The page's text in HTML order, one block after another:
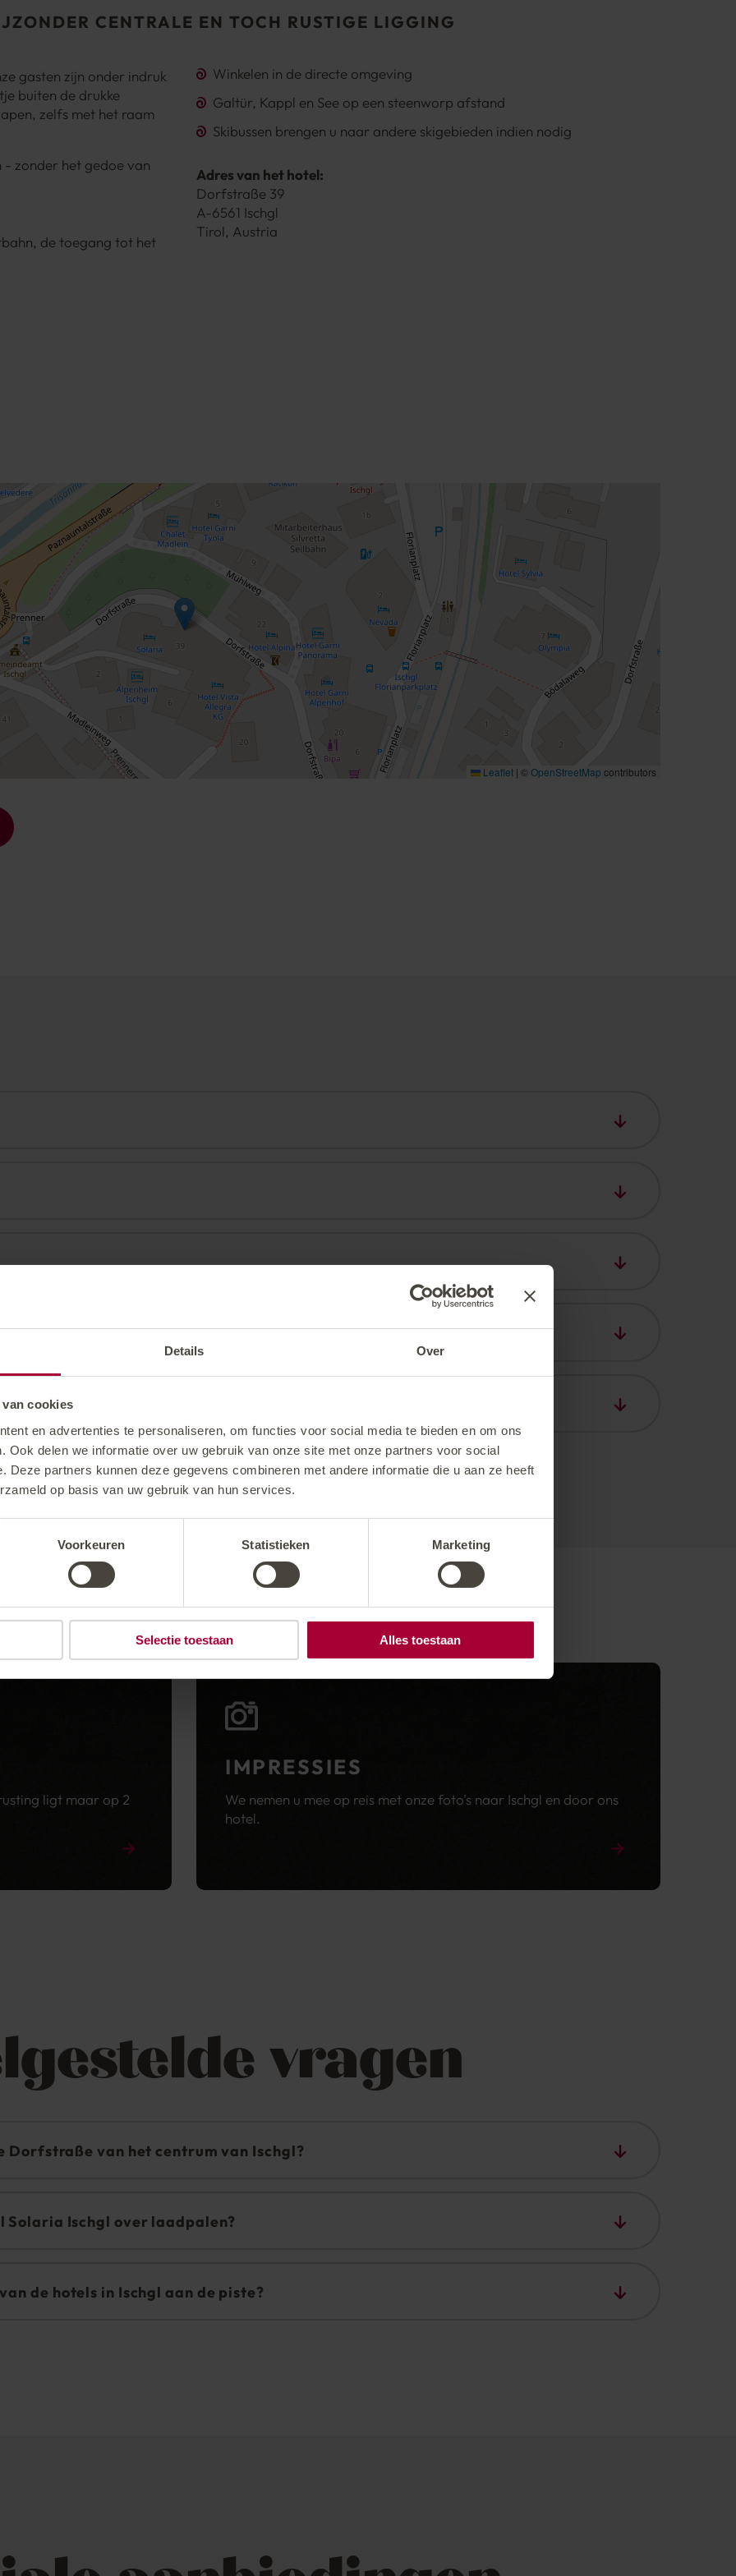
Details Over
cookies
en advertenties te personaliseren, om functies voor social media te bieden en om ons
Ook delen we informatie over uw gebruik van onze site met onze partners voor social
Deze partners kunnen deze gegevens combineren met andere informatie die u aan ze heeft
op basis van uw gebruik van hun services.
Voorkeuren Statistieken Marketing
Selectie toestaan Alles toestaan
CENTRALE EN TOCH RUSTIGE LIGGING
gasten zijn onder indruk
buiten de drukke
zelfs met het raam
- zonder het gedoe van
de toegang tot het
Winkelen in de directe omgeving
Galtür, Kappl en See op een steenworp afstand
Skibussen brengen u naar andere skigebieden indien nodig
Adres van het hotel:
Dorfstraße 39
A-6561 Ischgl
Tirol, Austria
Leaflet | ©OpenStreetMap contributors
het treinstation reserveren.
km), München (230 km) of Zürich (240 km). Van daaruit kunt u verder met de bus, taxi of huurauto
voor de luchthaven Innsbruck boeken.
Landeck-Zams of Innsbruck centraal station met max. 8 personen incl. bagage (ski's, snowboard,
pendeldienstnaar de bushaltes in Ischglreserveren.
ligt maar op 2
IMPRESSIES
We nemen u mee op reis met onze foto's naar Ischgl en door ons
hotel.
vragen
Dorfstraße van het centrum van Ischgl?
Solaria Ischgl over laadpalen?
de hotels in Ischgl aan de piste?